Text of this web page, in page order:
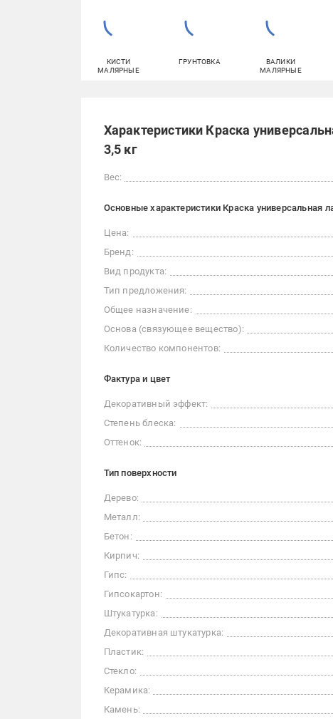
КИСТИ
МАЛЯРНЫЕ
ГРУНТОВКА
ВАЛИКИ
МАЛЯРНЫЕ
Характеристики Краска
3,5 кг
Вес:
Основные характеристики Краска универсальная
Цена:
Бренд:
Вид продукта:
Тип предложения:
Общее назначение:
Основа (связующее вещество):
Количество компонентов:
Фактура и цвет
Декоративный эффект:
Степень блеска:
Оттенок:
Тип поверхности
Дерево:
Металл:
Бетон:
Кирпич:
Гипс:
Гипсокартон:
Штукатурка:
Декоративная штукатурка:
Пластик:
Стекло:
Керамика:
Камень: